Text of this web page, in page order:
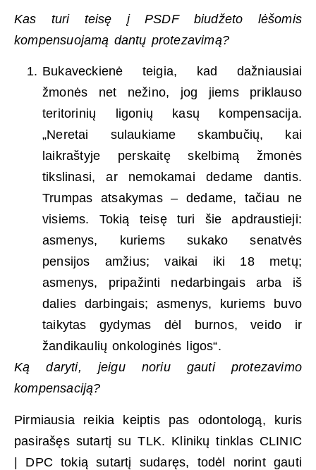
Kas turi teisę į PSDF biudžeto lėšomis
kompensuojamą dantų protezavimą?
Bukaveckienė teigia, kad dažniausiai
žmonės net nežino, jog jiems priklauso
teritorinių ligonių kasų kompensacija.
„Neretai sulaukiame skambučių, kai
laikraštyje perskaitę skelbimą žmonės
tikslinasi, ar nemokamai dedame dantis.
Trumpas atsakymas – dedame, tačiau ne
visiems. Tokią teisę turi šie apdraustieji:
asmenys, kuriems sukako senatvės
pensijos amžius; vaikai iki 18 metų;
asmenys, pripažinti nedarbingais arba iš
dalies darbingais; asmenys, kuriems buvo
taikytas gydymas dėl burnos, veido ir
žandikaulių onkologinės ligos“.
Ką daryti, jeigu noriu gauti protezavimo
kompensaciją?
Pirmiausia reikia keiptis pas odontologą, kuris
pasirašęs sutartį su TLK. Klinikų tinklas CLINIC
| DPC tokią sutartį sudaręs, todėl norint gauti